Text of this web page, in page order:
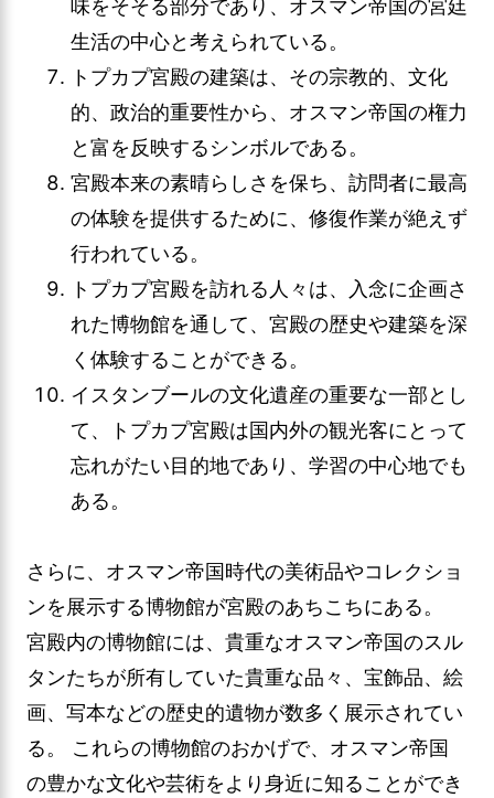
味をそそる部分であり、オスマン帝国の宮廷
生活の中心と考えられている。
トプカプ宮殿の建築は、その宗教的、文化
的、政治的重要性から、オスマン帝国の権力
と富を反映するシンボルである。
宮殿本来の素晴らしさを保ち、訪問者に最高
の体験を提供するために、修復作業が絶えず
行われている。
トプカプ宮殿を訪れる人々は、入念に企画さ
れた博物館を通して、宮殿の歴史や建築を深
く体験することができる。
イスタンブールの文化遺産の重要な一部とし
て、トプカプ宮殿は国内外の観光客にとって
忘れがたい目的地であり、学習の中心地でも
ある。
さらに、オスマン帝国時代の美術品やコレクショ
ンを展示する博物館が宮殿のあちこちにある。
宮殿内の博物館には、貴重なオスマン帝国のスル
タンたちが所有していた貴重な品々、宝飾品、絵
画、写本などの歴史的遺物が数多く展示されてい
る。 これらの博物館のおかげで、オスマン帝国
の豊かな文化や芸術をより身近に知ることができ